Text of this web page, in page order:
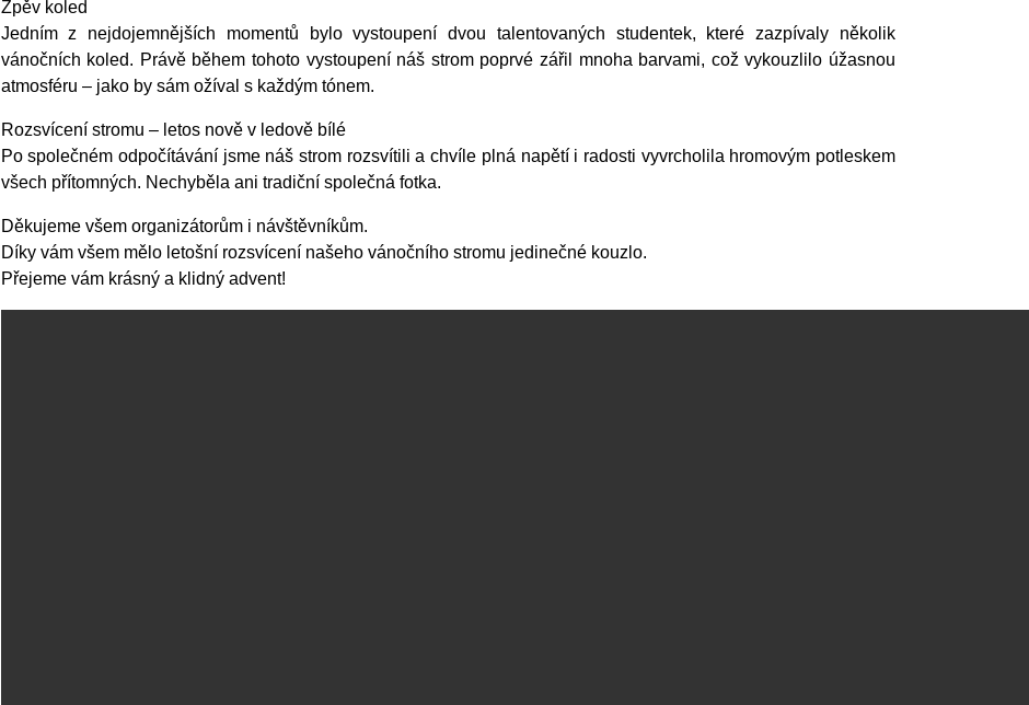
Zpěv koled
Jedním z nejdojemnějších momentů bylo vystoupení dvou talentovaných studentek, které zazpívaly několik
vánočních koled. Právě během tohoto vystoupení náš strom poprvé zářil mnoha barvami, což vykouzlilo úžasnou
atmosféru – jako by sám ožíval s každým tónem.
Rozsvícení stromu – letos nově v ledově bílé
Po společném odpočítávání jsme náš strom rozsvítili a chvíle plná napětí i radosti vyvrcholila hromovým potleskem
všech přítomných. Nechyběla ani tradiční společná fotka.
Děkujeme všem organizátorům i návštěvníkům.
Díky vám všem mělo letošní rozsvícení našeho vánočního stromu jedinečné kouzlo.
Přejeme vám krásný a klidný advent!